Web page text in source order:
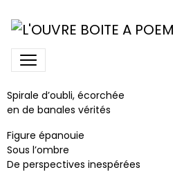
Eclat
Sculpture de mille détours
où les éclairages parlent et dérivent
Spirale d’oubli, écorchée
en de banales vérités
Figure épanouie
Sous l’ombre
De perspectives inespérées